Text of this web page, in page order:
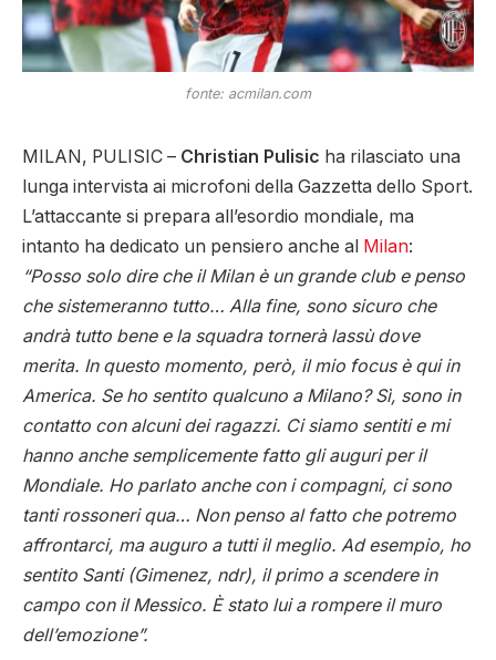
fonte: acmilan.com
MILAN, PULISIC – Christian Pulisic ha rilasciato una
lunga intervista ai microfoni della Gazzetta dello Sport.
L’attaccante si prepara all’esordio mondiale, ma
intanto ha dedicato un pensiero anche al Milan:
“Posso solo dire che il Milan è un grande club e penso
che sistemeranno tutto… Alla fine, sono sicuro che
andrà tutto bene e la squadra tornerà lassù dove
merita. In questo momento, però, il mio focus è qui in
America. Se ho sentito qualcuno a Milano? Sì, sono in
contatto con alcuni dei ragazzi. Ci siamo sentiti e mi
hanno anche semplicemente fatto gli auguri per il
Mondiale. Ho parlato anche con i compagni, ci sono
tanti rossoneri qua… Non penso al fatto che potremo
affrontarci, ma auguro a tutti il meglio. Ad esempio, ho
sentito Santi (Gimenez, ndr), il primo a scendere in
campo con il Messico. È stato lui a rompere il muro
dell’emozione”.